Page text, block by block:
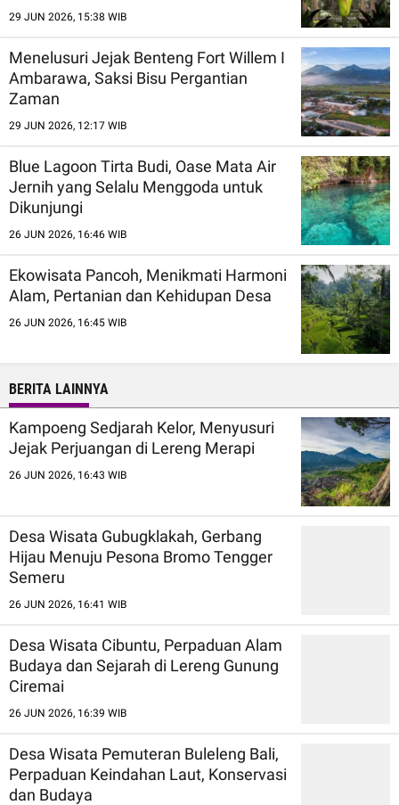
29 JUN 2026, 15:38 WIB
Menelusuri Jejak Benteng Fort Willem I
Ambarawa, Saksi Bisu Pergantian
Zaman
29 JUN 2026, 12:17 WIB
Blue Lagoon Tirta Budi, Oase Mata Air
Jernih yang Selalu Menggoda untuk
Dikunjungi
26 JUN 2026, 16:46 WIB
Ekowisata Pancoh, Menikmati Harmoni
Alam, Pertanian dan Kehidupan Desa
26 JUN 2026, 16:45 WIB
BERITA LAINNYA
Kampoeng Sedjarah Kelor, Menyusuri
Jejak Perjuangan di Lereng Merapi
26 JUN 2026, 16:43 WIB
Desa Wisata Gubugklakah, Gerbang
Hijau Menuju Pesona Bromo Tengger
Semeru
26 JUN 2026, 16:41 WIB
Desa Wisata Cibuntu, Perpaduan Alam
Budaya dan Sejarah di Lereng Gunung
Ciremai
26 JUN 2026, 16:39 WIB
Desa Wisata Pemuteran Buleleng Bali,
Perpaduan Keindahan Laut, Konservasi
dan Budaya